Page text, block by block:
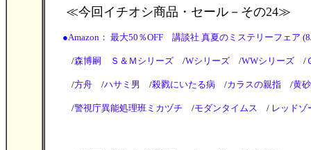
≪今回イチオシ商品・セール －その24≫
●Amazon： 最大50％OFF 講談社 真夏のミステリーフェア
/森博嗣 Ｓ＆Ｍシリーズ /Wシリーズ /WWシリーズ /
/方舟 /ハサミ男 /殺戮にいたる病 /カラスの親指 /黄
/警視庁異能処理班ミカヅチ /モダンタイムス / レッドゾ